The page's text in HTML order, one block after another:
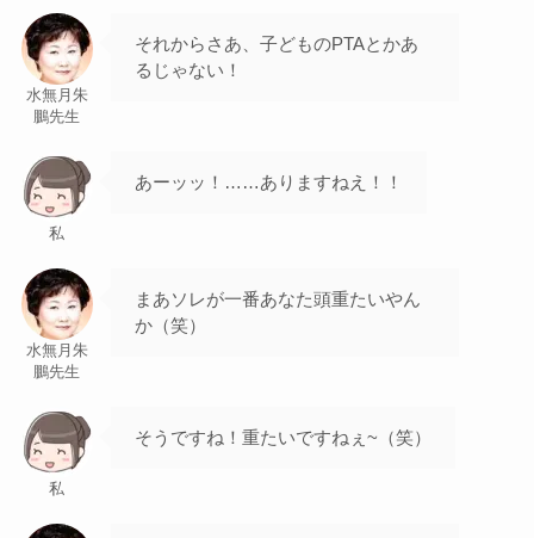
水無月朱
鵬先生
それからさあ、子どものPTAとかあ
るじゃない！
私
あーッッ！……ありますねえ！！
水無月朱
鵬先生
まあソレが一番あなた頭重たいやん
か（笑）
私
そうですね！重たいですねぇ~（笑）